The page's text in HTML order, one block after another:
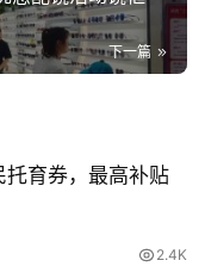
下一篇
托育券，最高补贴
2.4K